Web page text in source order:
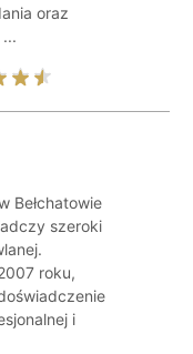
oraz
Bełchatowie
szeroki
roku,
i